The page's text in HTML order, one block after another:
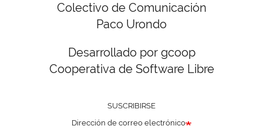
Colectivo de Comunicación
Paco Urondo
Desarrollado por gcoop
Cooperativa de Software Libre
SUSCRIBIRSE
Dirección de correo electrónico